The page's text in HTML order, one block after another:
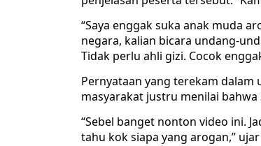
“Saya enggak suka anak muda
negara, kalian bicara undang-
Tidak perlu ahli gizi. Cocok
Pernyataan yang terekam
masyarakat justru menilai
“Sebel banget nonton video ini.
tahu kok siapa yang arogan,”